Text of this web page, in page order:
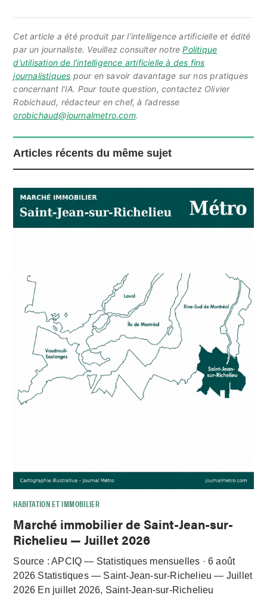
Cet article a été produit par l’intelligence artificielle et édité
par un journaliste. Veuillez consulter notrePolitique
d’utilisation de l’intelligence artificielle à des fins
journalistiques pour en savoir davantage sur nos pratiques
concernant l’IA. Pour toute question, contactez Olivier
Robichaud, rédacteur en chef, à l’adresse
orobichaud@journalmetro.com.
Articles récents du même sujet
HABITATION ET IMMOBILIER
Marché immobilier de Saint-Jean-sur-
Richelieu — Juillet 2026
Source : APCIQ — Statistiques mensuelles · 6 août
2026 Statistiques — Saint-Jean-sur-Richelieu — Juillet
2026 En juillet 2026, Saint-Jean-sur-Richelieu